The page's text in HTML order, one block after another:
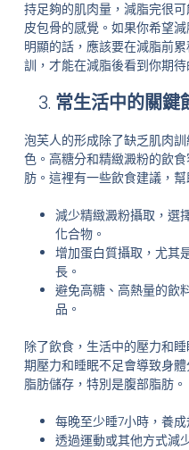
持足夠的肌肉量，減脂完很
皮包骨的感覺。如果你希望
明顯的話，應該要在減脂前
訓，才能在減脂後看到你期待
常生活中的關鍵
泡芙人的形成除了缺乏肌肉
色。高糖分和精緻澱粉的飲
肪。這裡有一些飲食建議，幫
減少精緻澱粉攝取，選
化合物。
增加蛋白質攝取，尤其
長。
避免高糖、高熱量的飲
品。
除了飲食，生活中的壓力和
期壓力和睡眠不足會導致身
脂肪儲存，特別是腹部脂肪。
每晚至少睡7小時，養成
透過運動或其他方式減